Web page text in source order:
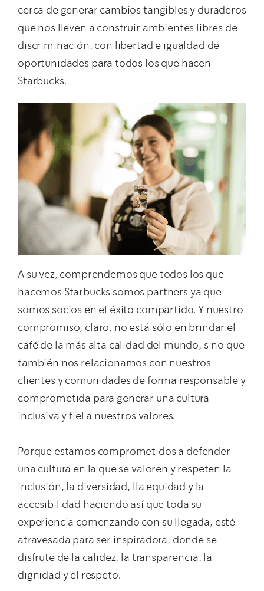
cerca de generar cambios tangibles y duraderos
que nos lleven a construir ambientes libres de
discriminación, con libertad e igualdad de
oportunidades para todos los que hacen
Starbucks.
A su vez, comprendemos que todos los que
hacemos Starbucks somos partners ya que
somos socios en el éxito compartido. Y nuestro
compromiso, claro, no está sólo en brindar el
café de la más alta calidad del mundo, sino que
también nos relacionamos con nuestros
clientes y comunidades de forma responsable y
comprometida para generar una cultura
inclusiva y fiel a nuestros valores.
Porque estamos comprometidos a defender
una cultura en la que se valoren y respeten la
inclusión, la diversidad, lla equidad y la
accesibilidad haciendo así que toda su
experiencia comenzando con su llegada, esté
atravesada para ser inspiradora, donde se
disfrute de la calidez, la transparencia, la
dignidad y el respeto.